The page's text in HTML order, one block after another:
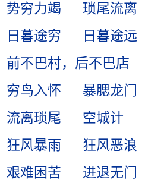
势穷力竭
琐尾流离
日暮途穷
日暮途远
前不巴村，后不巴店
穷鸟入怀
暴腮龙门
流离琐尾
空城计
狂风暴雨
狂风恶浪
艰难困苦
进退无门